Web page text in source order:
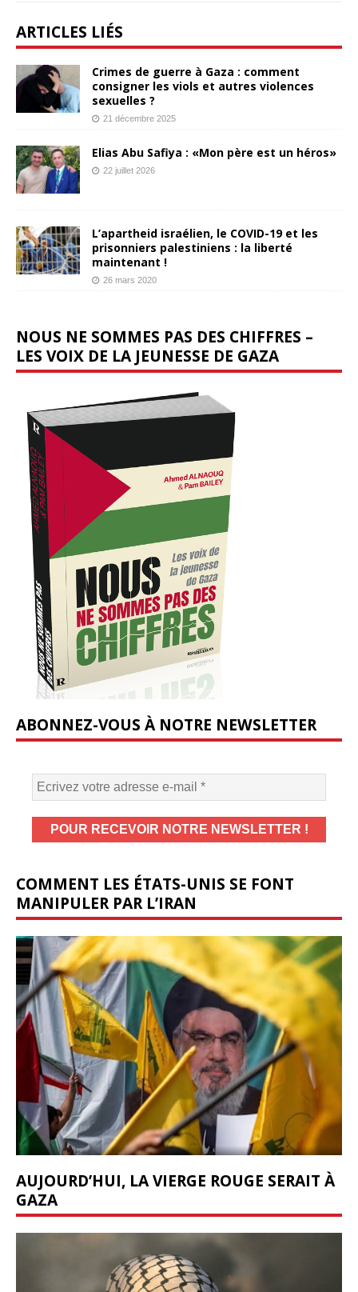
ARTICLES LIÉS
Crimes de guerre à Gaza : comment
consigner les viols et autres violences
sexuelles ?
21 décembre 2025
Elias Abu Safiya : «Mon père est un héros»
22 juillet 2026
L’apartheid israélien, le COVID-19 et les
prisonniers palestiniens : la liberté
maintenant !
26 mars 2020
NOUS NE SOMMES PAS DES CHIFFRES –
LES VOIX DE LA JEUNESSE DE GAZA
ABONNEZ-VOUS À NOTRE NEWSLETTER
COMMENT LES ÉTATS-UNIS SE FONT
MANIPULER PAR L’IRAN
AUJOURD’HUI, LA VIERGE ROUGE SERAIT À
GAZA